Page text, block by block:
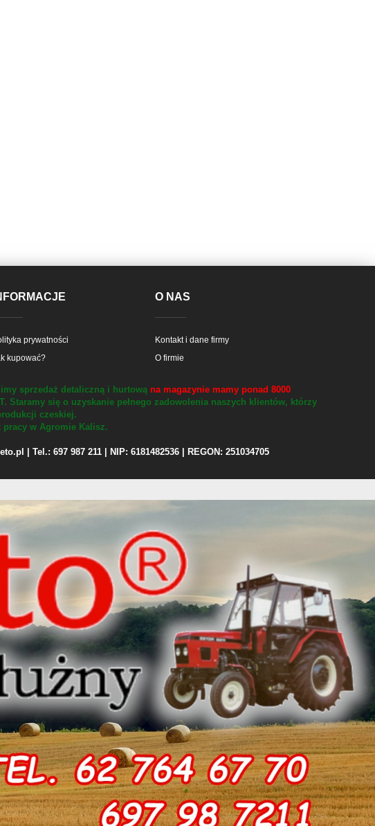
prywatności
kupować?
O NAS
Kontakt i dane firmy
O firmie
sprzedaż detaliczną i hurtową na magazynie mamy ponad 8000
Staramy się o uzyskanie pełnego zadowolenia naszych klientów, którzy
czeskiej.
pracy w Agromie Kalisz.
| Tel.: 697 987 211 | NIP: 6181482536 | REGON: 251034705